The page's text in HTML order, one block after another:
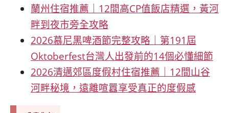
蘭州住宿推薦｜12間高CP值飯店精選，黃河
畔到夜市旁全攻略
2026慕尼黑啤酒節完整攻略｜第191屆
Oktoberfest台灣人出發前的14個必懂細節
2026清邁郊區度假村住宿推薦｜12間山谷
河畔秘境，遠離喧囂享受真正的度假感